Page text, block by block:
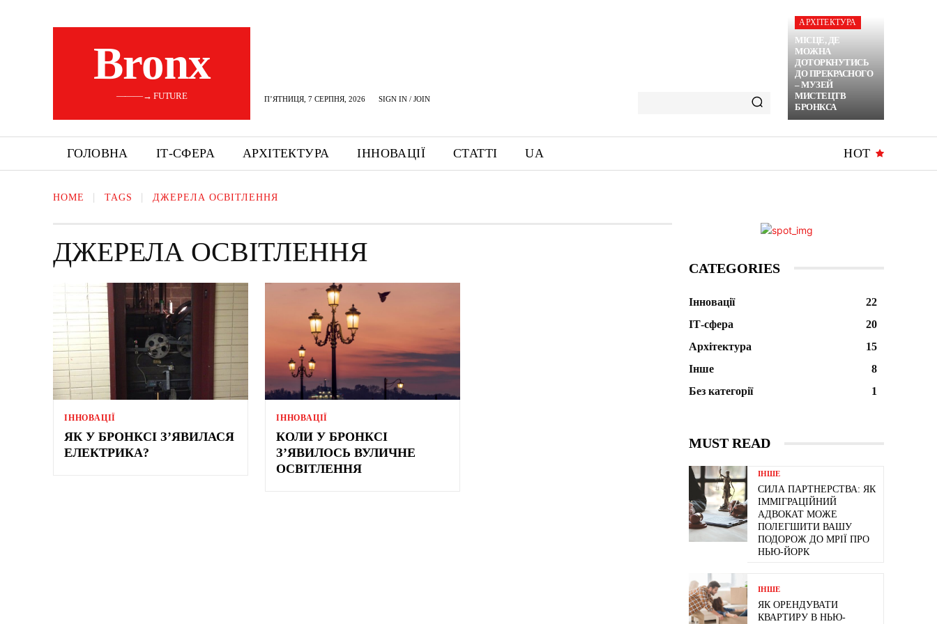
Bronx
———→ FUTURE П’ЯТНИЦЯ, 7 СЕРПНЯ, 2026 SIGN IN / JOIN
АРХІТЕКТУРА
МІСЦЕ, ДЕ
МОЖНА
ДОТОРКНУТИСЬ
ДО ПРЕКРАСНОГО
– МУЗЕЙ
МИСТЕЦТВ
БРОНКСА
ГОЛОВНА ІТ-СФЕРА АРХІТЕКТУРА ІННОВАЦІЇ СТАТТІ UA HOT
HOME TAGS ДЖЕРЕЛА ОСВІТЛЕННЯ
ДЖЕРЕЛА ОСВІТЛЕННЯ
ІННОВАЦІЇ
ЯК У БРОНКСІ З’ЯВИЛАСЯ
ЕЛЕКТРИКА?
ІННОВАЦІЇ
КОЛИ У БРОНКСІ
З’ЯВИЛОСЬ ВУЛИЧНЕ
ОСВІТЛЕННЯ
CATEGORIES
Інновації
22
ІТ-сфера
20
Архітектура
15
Інше
8
Без категорії
1
MUST READ
ІНШЕ
СИЛА ПАРТНЕРСТВА: ЯК
ІММІГРАЦІЙНИЙ
АДВОКАТ МОЖЕ
ПОЛЕГШИТИ ВАШУ
ПОДОРОЖ ДО МРІЇ ПРО
НЬЮ-ЙОРК
ІНШЕ
ЯК ОРЕНДУВАТИ
КВАРТИРУ В НЬЮ-